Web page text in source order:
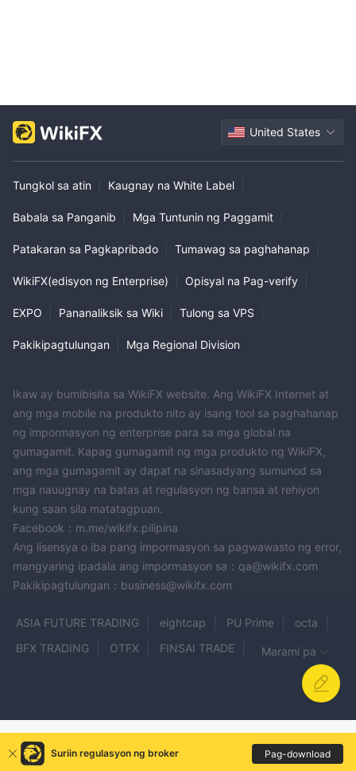
United States
Tungkol sa atin Kaugnay na White Label
Babala sa Panganib Mga Tuntunin ng Paggamit
Patakaran sa Pagkapribado Tumawag sa paghahanap
WikiFX(edisyon ng Enterprise) Opisyal na Pag-verify
EXPO Pananaliksik sa Wiki Tulong sa VPS
Pakikipagtulungan Mga Regional Division
Ikaw ay bumibisita sa WikiFX website. Ang WikiFX Internet at
ang mga mobile na produkto nito ay isang tool sa paghahanap
ng impormasyon ng enterprise para sa mga global na
gumagamit. Kapag gumagamit ng mga produkto ng WikiFX,
ang mga gumagamit ay dapat na sinasadyang sumunod sa
mga nauugnay na batas at regulasyon ng bansa at rehiyon
kung saan sila matatagpuan.
Facebook：m.me/wikifx.pilipina
Ang lisensya o iba pang impormasyon sa pagwawasto ng error,
mangyaring ipadala ang impormasyon sa：qa@wikifx.com
Pakikipagtulungan：business@wikifx.com
ASIA FUTURE TRADING eightcap PU Prime
octa
BFX TRADING
OTFX
FINSAI TRADE
SatoshiFX
International Asset Bank
AIFC Technology
VaultSignal Klay Capital
Marami pa
Suriin regulasyon ng broker Pag-download